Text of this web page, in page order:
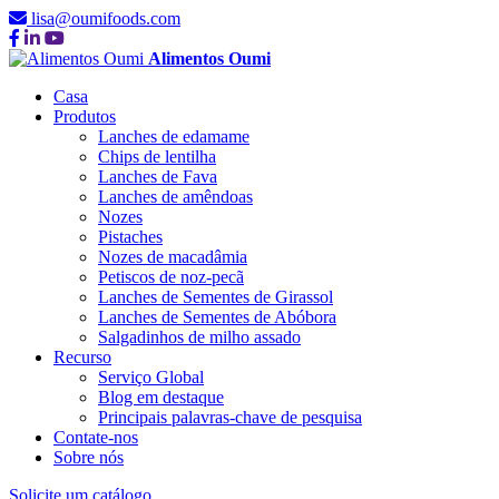
lisa@oumifoods.com
Alimentos Oumi
Casa
Produtos
Lanches de edamame
Chips de lentilha
Lanches de Fava
Lanches de amêndoas
Nozes
Pistaches
Nozes de macadâmia
Petiscos de noz-pecã
Lanches de Sementes de Girassol
Lanches de Sementes de Abóbora
Salgadinhos de milho assado
Recurso
Serviço Global
Blog em destaque
Principais palavras-chave de pesquisa
Contate-nos
Sobre nós
Solicite um catálogo